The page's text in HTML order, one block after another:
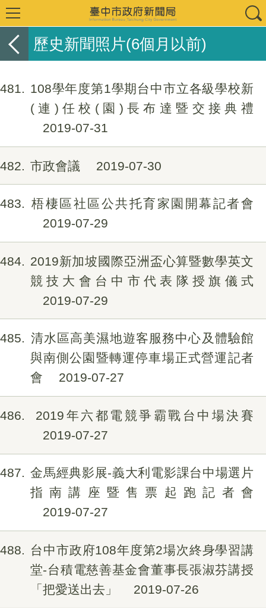
歷史新聞照片(6個月以前)
481
108學年度第1學期台中市立各級學校新
(連)任校(園)長布達暨交接典禮
2019-07-31
482 市政會議 2019-07-30
483
梧棲區社區公共托育家園開幕記者會
2019-07-29
484
2019新加坡國際亞洲盃心算暨數學英文
競技大會台中市代表隊授旗儀式
2019-07-29
485
清水區高美濕地遊客服務中心及體驗館
與南側公園暨轉運停車場正式營運記者
會
2019-07-27
486
2019年六都電競爭霸戰台中場決賽
2019-07-27
487
金馬經典影展-義大利電影課台中場選片
指南講座暨售票起跑記者會
2019-07-27
488
台中市政府108年度第2場次終身學習講
堂-台積電慈善基金會董事長張淑芬講授
「把愛送出去」
2019-07-26